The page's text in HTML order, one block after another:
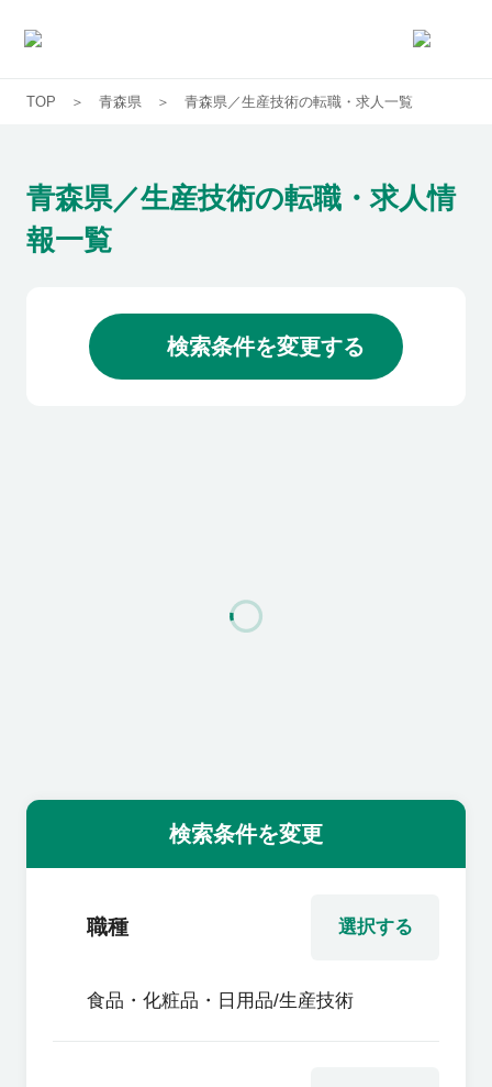
求人一覧
企業一覧
よくあるご質問
企業の担当者様
TOP 青森県 青森県／生産技術の転職・求人一覧
青森県／生産技術の転職・求人情
報一覧
検索条件を変更する
検索条件を変更
選択する
職種
食品・化粧品・日用品/生産技術